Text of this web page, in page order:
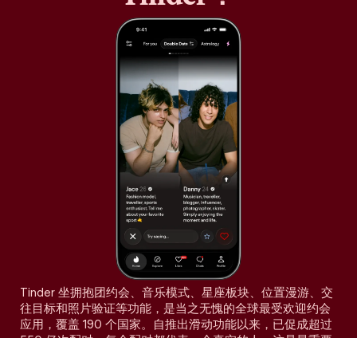
Tinder 坐拥抱团约会、音乐模式、星座板块、位置漫游、交
往目标和照片验证等功能，是当之无愧的全球最受欢迎约会
应用，覆盖 190 个国家。自推出滑动功能以来，已促成超过